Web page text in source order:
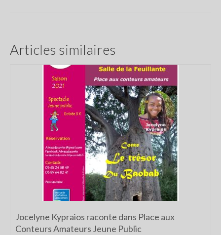
Articles similaires
Jocelyne Kypraios raconte dans Place aux
Conteurs Amateurs Jeune Public